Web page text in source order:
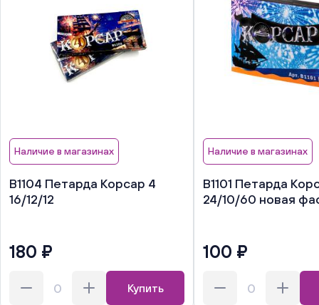
Наличие в магазинах
В1104 Петарда Корсар 4
16/12/12
180 ₽
Купить
Наличие в магазинах
В1101 Петарда
24/10/60 новая
100 ₽